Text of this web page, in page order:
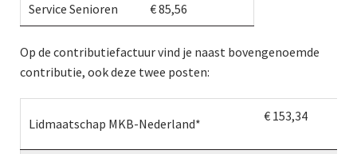
Service Senioren € 85,56
Op de contributiefactuur vind je naast bovengenoemde
contributie, ook deze twee posten:
Lidmaatschap MKB-Nederland* € 153,34